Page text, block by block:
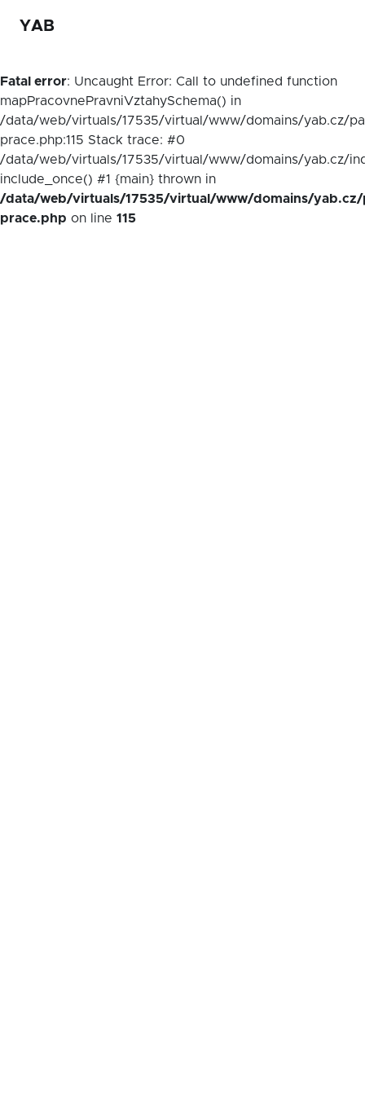
YAB
Fatal error: Uncaught Error: Call to undefined function
mapPracovnePravniVztahySchema() in
/data/web/virtuals/17535/virtual/www/domains/yab.cz/
prace.php:115 Stack trace: #0
/data/web/virtuals/17535/virtual/www/domains/yab.cz/
include_once() #1 {main} thrown in
/data/web/virtuals/17535/virtual/www/domains/yab.cz/
prace.php on line 115